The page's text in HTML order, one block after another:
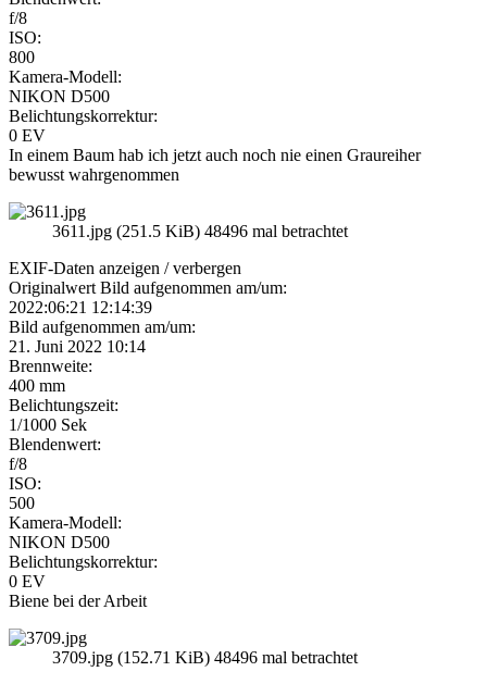
f/8
ISO:
800
Kamera-Modell:
NIKON D500
Belichtungskorrektur:
0 EV
In einem Baum hab ich jetzt auch noch nie einen Graureiher
bewusst wahrgenommen
3611.jpg (251.5 KiB) 48496 mal betrachtet
EXIF-Daten anzeigen / verbergen
Originalwert Bild aufgenommen am/um:
2022:06:21 12:14:39
Bild aufgenommen am/um:
21. Juni 2022 10:14
Brennweite:
400 mm
Belichtungszeit:
1/1000 Sek
Blendenwert:
f/8
ISO:
500
Kamera-Modell:
NIKON D500
Belichtungskorrektur:
0 EV
Biene bei der Arbeit
3709.jpg (152.71 KiB) 48496 mal betrachtet